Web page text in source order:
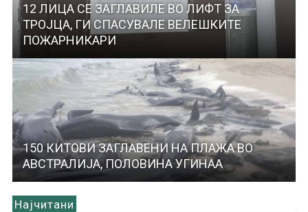
12 ЛИЦА СЕ ЗАГЛАВИЛЕ ВО ЛИФТ ЗА
ТРОЈЦА, ГИ СПАСУВАЛЕ ВЕЛЕШКИТЕ
ПОЖАРНИКАРИ
150 КИТОВИ ЗАГЛАВЕНИ НА ПЛАЖА ВО
АВСТРАЛИЈА, ПОЛОВИНА УГИНАА
Најчитани